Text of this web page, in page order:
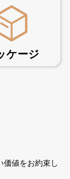
ケージ
価値をお約束し